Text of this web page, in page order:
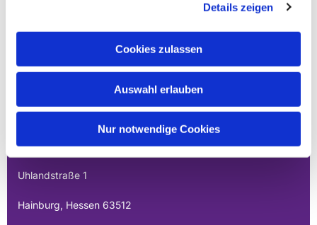
Details zeigen
Cookies zulassen
Auswahl erlauben
Nur notwendige Cookies
EVANGELISCHE
GESAMTKIRCHENGEMEINDE DER
MAINPERLEN
Uhlandstraße 1
Hainburg, Hessen 63512